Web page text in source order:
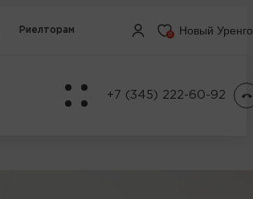
Риелторам 0 Новый
+7 (345) 222-60-92